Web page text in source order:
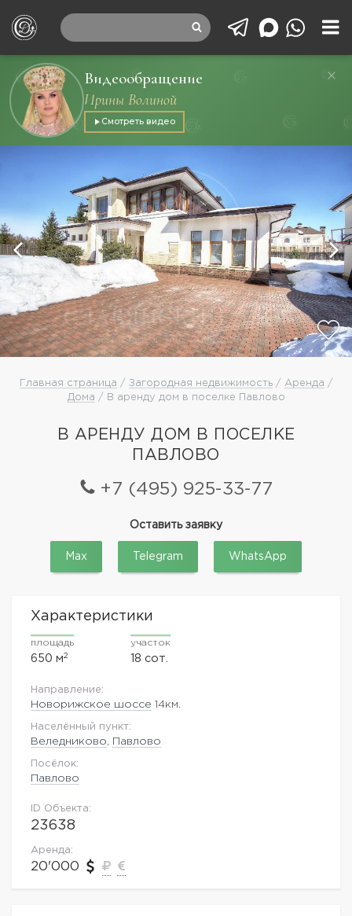
Видеообращение
Ирины Волиной
Смотреть видео
Главная страница / Загородная недвижимость/ Аренда /
Дома / В аренду дом в поселке Павлово
В АРЕНДУ ДОМ В ПОСЕЛКЕ
ПАВЛОВО
+7 (495) 925-33-77
Оставить заявку
Max Telegram WhatsApp
Характеристики
площадь
650 м2
участок
18 сот.
Направление:
Новорижское шоссе 14км.
Населённый пункт:
Веледниково Павлово
Посёлок:
Павлово
ID Объекта:
23638
Аренда:
20'000